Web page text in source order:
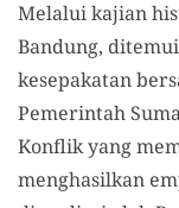
Melalui kajian
Bandung,
kesepakatan
Pemerintah
Konflik yang
menghasilkan